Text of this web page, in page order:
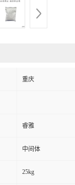
重庆
睿雅
中间体
25kg